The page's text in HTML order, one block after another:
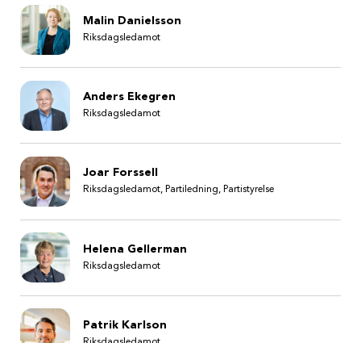
Malin Danielsson
Riksdagsledamot
Anders Ekegren
Riksdagsledamot
Joar Forssell
Riksdagsledamot, Partiledning, Partistyrelse
Helena Gellerman
Riksdagsledamot
Patrik Karlson